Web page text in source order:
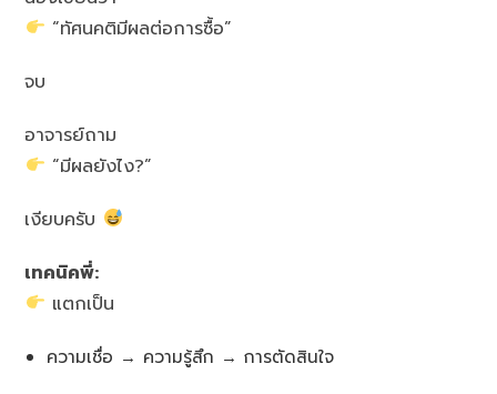
“ทัศนคติมีผลต่อการซื้อ”
จบ
อาจารย์ถาม
“มีผลยังไง?”
เงียบครับ
เทคนิคพี่:
แตกเป็น
ความเชื่อ → ความรู้สึก → การตัดสินใจ